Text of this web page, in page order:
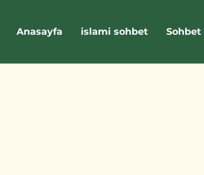
Anasayfa islami sohbet Sohbet